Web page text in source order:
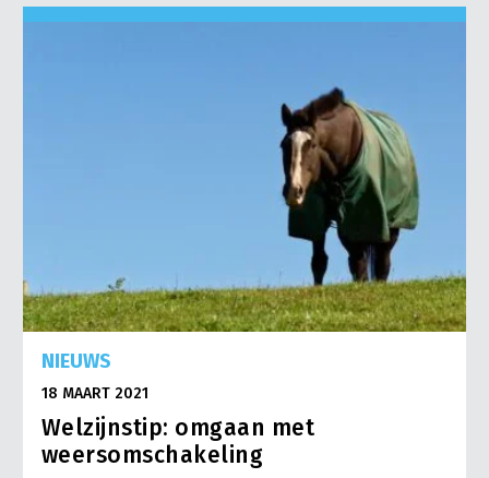
NIEUWS
18 MAART 2021
Welzijnstip: omgaan met
weersomschakeling